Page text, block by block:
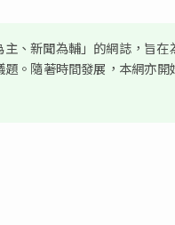
主、新聞為輔」的網誌，旨
。隨著時間發展，本網亦